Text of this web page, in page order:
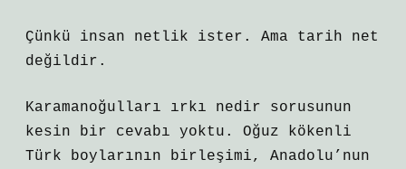
Çünkü insan netlik ister. Ama tarih net
değildir.
Karamanoğulları ırkı nedir sorusunun
kesin bir cevabı yoktu. Oğuz kökenli
Türk boylarının birleşimi, Anadolu’nun